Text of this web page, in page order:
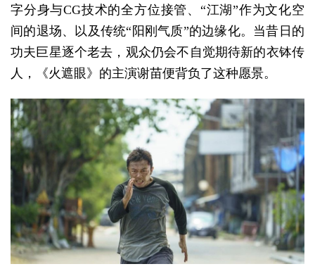
字分身与CG技术的全方位接管、“江湖”作为文化空
间的退场、以及传统“阳刚气质”的边缘化。当昔日的
功夫巨星逐个老去，观众仍会不自觉期待新的衣钵传
人，《火遮眼》的主演谢苗便背负了这种愿景。